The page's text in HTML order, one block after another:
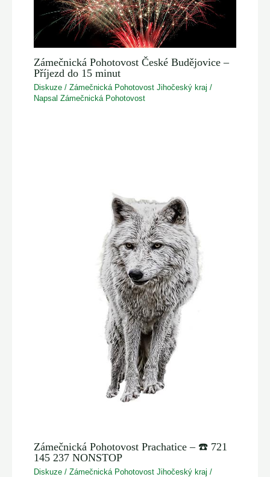
Zámečnická Pohotovost České Budějovice –
Příjezd do 15 minut
Diskuze /Zámečnická Pohotovost Jihočeský kraj /
NapsalZámečnická Pohotovost
Zámečnická Pohotovost Prachatice – ☎️ 721
145 237 NONSTOP
Diskuze /Zámečnická Pohotovost Jihočeský kraj /